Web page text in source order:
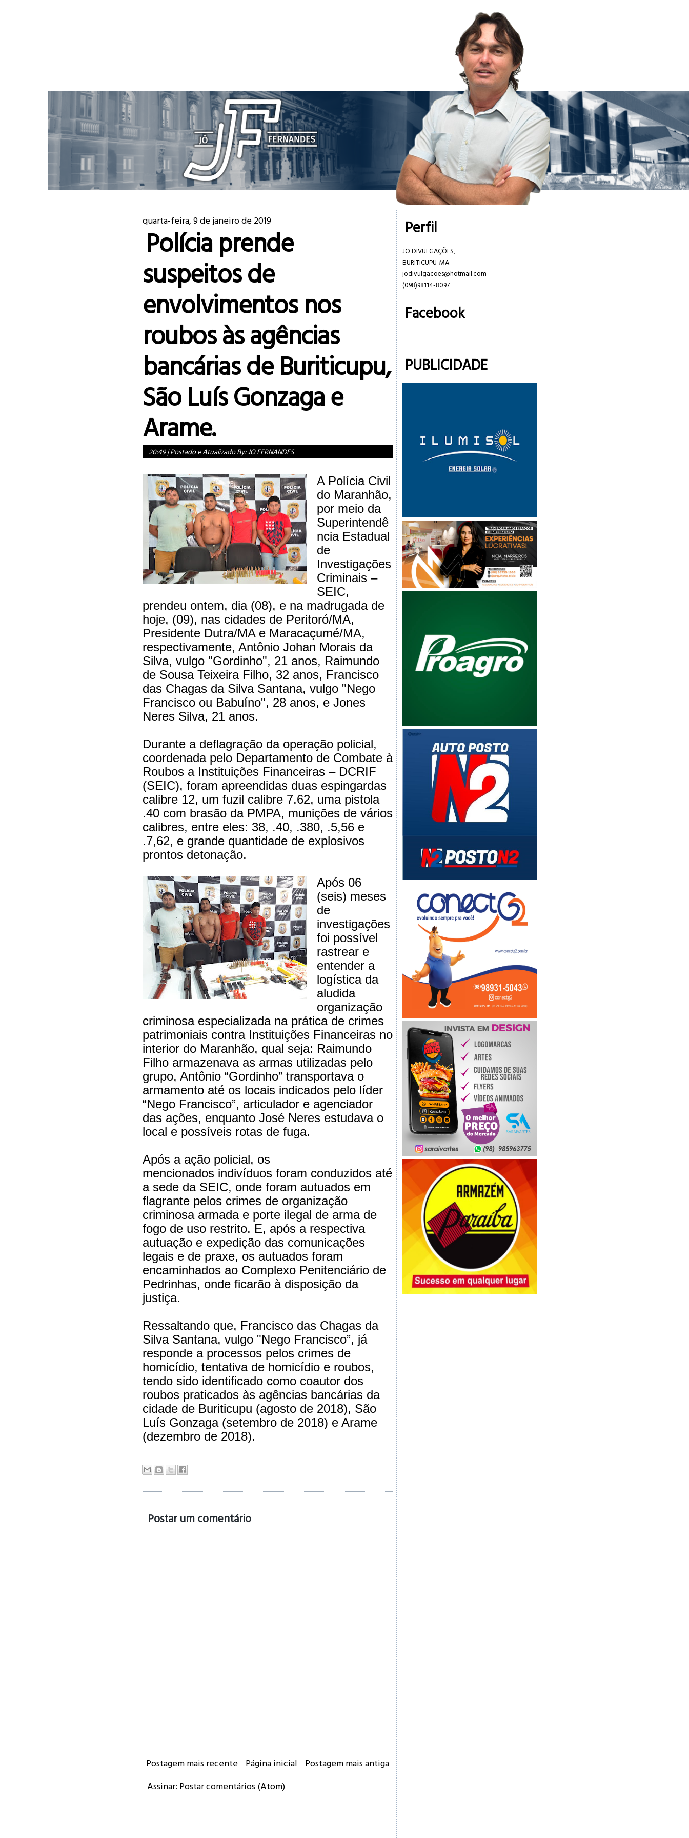
quarta-feira, 9 de janeiro de 2019
Polícia prende
suspeitos de
envolvimentos nos
roubos às agências
bancárias de Buriticupu,
São Luís Gonzaga e
Arame.
20:49|Postado e Atualizado By:JO FERNANDES
A Polícia Civil
do Maranhão,
por meio da
Superintendê
ncia Estadual
de
Investigações
Criminais –
SEIC,
prendeu ontem, dia (08), e na madrugada de
hoje, (09), nas cidades de Peritoró/MA,
Presidente Dutra/MA e Maracaçumé/MA,
respectivamente, Antônio Johan Morais da
Silva, vulgo "Gordinho", 21 anos, Raimundo
de Sousa Teixeira Filho, 32 anos, Francisco
das Chagas da Silva Santana, vulgo "Nego
Francisco ou Babuíno", 28 anos, e Jones
Neres Silva, 21 anos.
Durante a deflagração da operação policial,
coordenada pelo Departamento de Combate à
Roubos a Instituições Financeiras – DCRIF
(SEIC), foram apreendidas duas espingardas
calibre 12, um fuzil calibre 7.62, uma pistola
.40 com brasão da PMPA, munições de vários
calibres, entre eles: 38, .40, .380, .5,56 e
.7,62, e grande quantidade de explosivos
prontos detonação.
Após 06
(seis) meses
de
investigações
foi possível
rastrear e
entender a
logística da
aludida
organização
criminosa especializada na prática de crimes
patrimoniais contra Instituições Financeiras no
interior do Maranhão, qual seja: Raimundo
Filho armazenava as armas utilizadas pelo
grupo, Antônio “Gordinho” transportava o
armamento até os locais indicados pelo líder
“Nego Francisco”, articulador e agenciador
das ações, enquanto José Neres estudava o
local e possíveis rotas de fuga.
Após a ação policial, os
mencionados indivíduos foram conduzidos até
a sede da SEIC, onde foram autuados em
flagrante pelos crimes de organização
criminosa armada e porte ilegal de arma de
fogo de uso restrito. E, após a respectiva
autuação e expedição das comunicações
legais e de praxe, os autuados foram
encaminhados ao Complexo Penitenciário de
Pedrinhas, onde ficarão à disposição da
justiça.
Ressaltando que, Francisco das Chagas da
Silva Santana, vulgo "Nego Francisco”, já
responde a processos pelos crimes de
homicídio, tentativa de homicídio e roubos,
tendo sido identificado como coautor dos
roubos praticados às agências bancárias da
cidade de Buriticupu (agosto de 2018), São
Luís Gonzaga (setembro de 2018) e Arame
(dezembro de 2018).
Postar um comentário
Postagem mais recente Postagem mais antiga
Página inicial
Assinar: Postar comentários (Atom)
Perfil
JO DIVULGAÇÕES,
BURITICUPU-MA:
jodivulgacoes@hotmail.com
(098)98114-8097
Facebook
PUBLICIDADE